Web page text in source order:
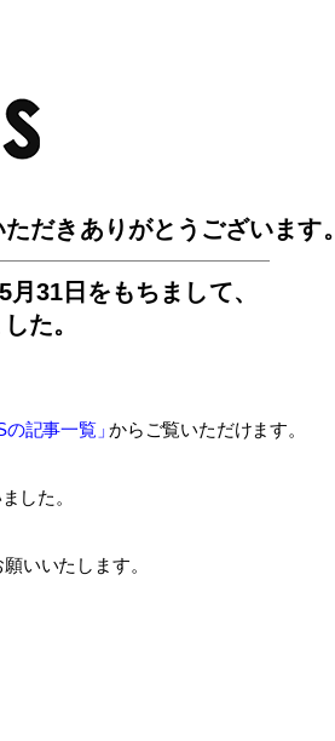
だきありがとうございます。
月31日をもちまして、
た。
の記事一覧」 からご覧いただけます。
した。
いいたします。